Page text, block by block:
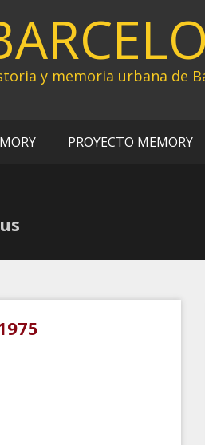
y memoria urbana de
PROYECTO MEMORY